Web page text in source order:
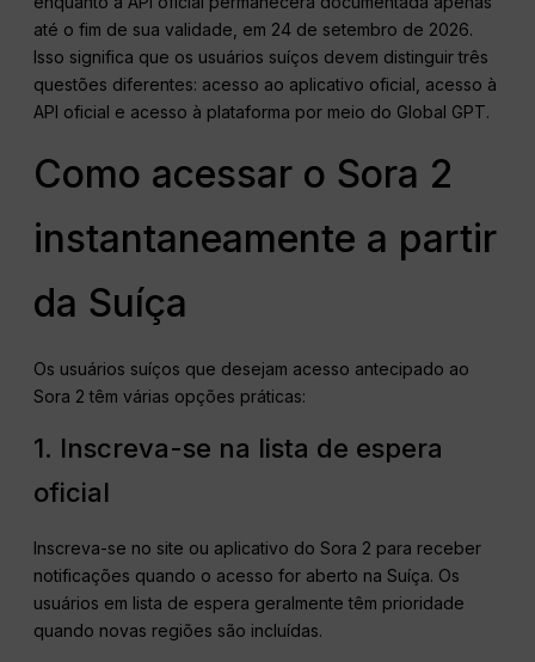
até o fim de sua validade, em 24 de setembro de 2026.
Isso significa que os usuários suíços devem distinguir três
questões diferentes: acesso ao aplicativo oficial, acesso à
API oficial e acesso à plataforma por meio do Global GPT.
Como acessar o Sora 2
instantaneamente a partir
da Suíça
Os usuários suíços que desejam acesso antecipado ao
Sora 2 têm várias opções práticas:
1. Inscreva-se na lista de espera
oficial
Inscreva-se no site ou aplicativo do Sora 2 para receber
notificações quando o acesso for aberto na Suíça. Os
usuários em lista de espera geralmente têm prioridade
quando novas regiões são incluídas.